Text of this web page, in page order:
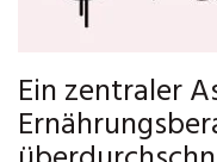
Ein zentraler